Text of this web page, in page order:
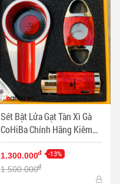
Sét Bật Lửa Gạt Tàn Xì Gà
CoHiBa Chính Hãng Kiêm
Đồ Cắt Bằng Thép Không Rỉ
Cực Bén - Mã SP: PKXG433
1.300.000đ -13%
1.500.000đ